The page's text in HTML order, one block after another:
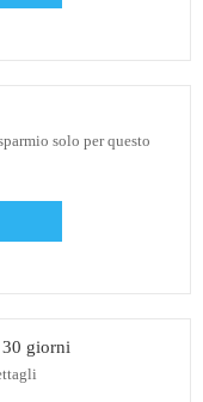
solo per questo
giorni